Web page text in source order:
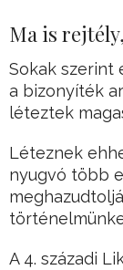
Ma is
Sokak szerint
a bizonyíték
léteztek
Léteznek
nyugvó több
A 4. századi